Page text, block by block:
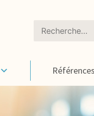
Rechercher :
Références